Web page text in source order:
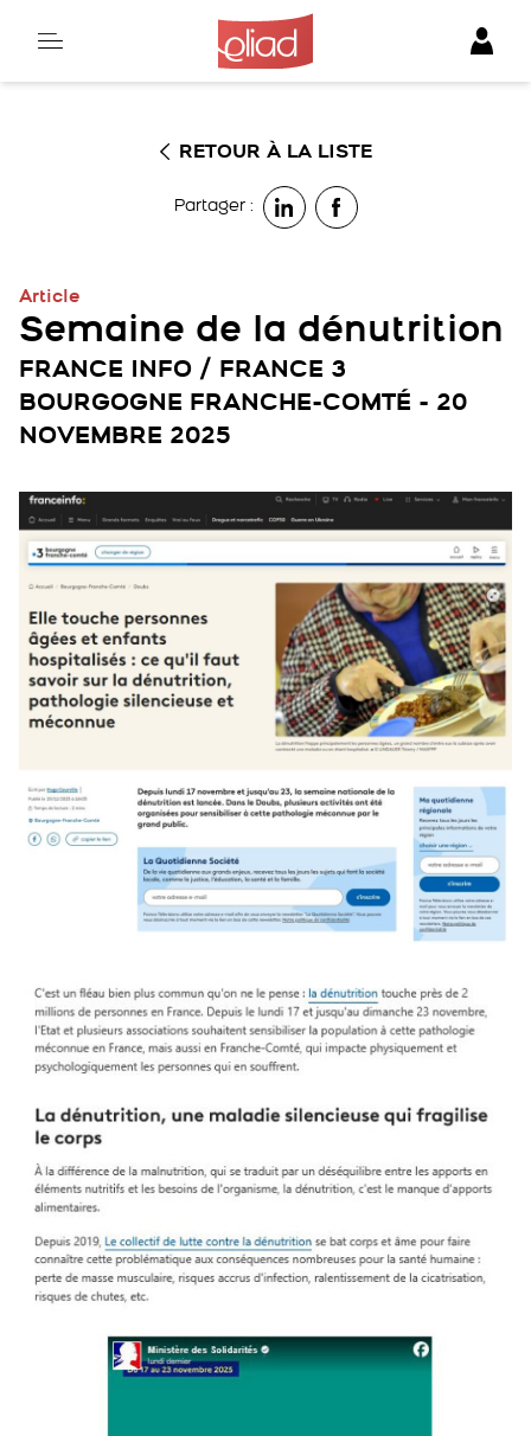
RETOUR À LA LISTE
Partager :
Semaine de la dénutrition
Article
FRANCE INFO / FRANCE 3
BOURGOGNE FRANCHE-COMTÉ - 20
NOVEMBRE 2025